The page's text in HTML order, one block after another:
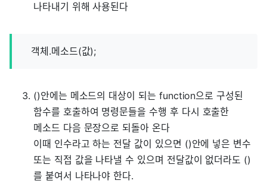
나타내기 위해 사용된다
객체.메소드(값);
()안에는 메소드의 대상이 되는 function으로 구성된
함수를 호출하여 명령문들을 수행 후 다시 호출한
메소드 다음 문장으로 되돌아 온다
이때 인수라고 하는 전달 값이 있으면 ()안에 넣은 변수
또는 직접 값을 나타낼 수 있으며 전달값이 없더라도 ()
를 붙여서 나타나야 한다.